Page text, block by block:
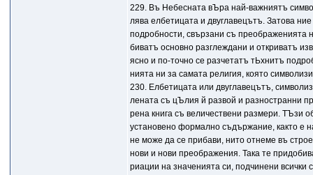
229. Въ Небесната вЪра най-важниятъ
лява елбетицата и двуглавецътъ. Затова
подробности, свързани съ преображенията
биватъ основно разглеждани и откриватъ
ясно и по-точно се разчетатъ тЬхнитъ
нията ни за самата религия, която
230. Елбетицата или двуглавецътъ,
лената съ цЪлия й развой и разностранни
рена книга съ величествени размери. ТЪзи
установено формално съдържание, както е
не може да се прибави, нито отнеме въ
нови и нови преображения. Така тe
риации на значенията си, подчинени